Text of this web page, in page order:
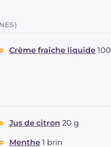
Crème fraîche liquide
Jus de citron 20 g
Menthe 1 brin